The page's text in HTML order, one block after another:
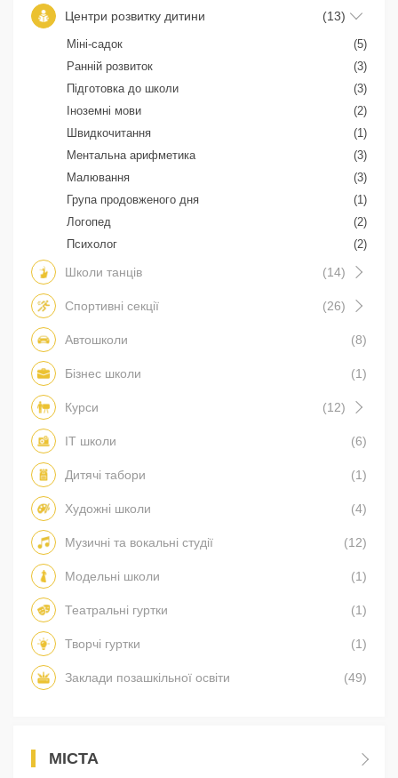
Центри розвитку дитини (13)
Міні-садок
(5)
Ранній розвиток
(3)
Підготовка до школи
(3)
Іноземні мови
(2)
Швидкочитання
(1)
Ментальна арифметика
(3)
Малювання
(3)
Група продовженого дня
(1)
Логопед
(2)
Психолог
(2)
Школи танців (14)
Спортивні секції (26)
Автошколи (8)
Бізнес школи (1)
Курси (12)
IT школи (6)
Дитячі табори (1)
Художні школи (4)
Музичні та вокальні студії (12)
Модельні школи (1)
Театральні гуртки (1)
Творчі гуртки (1)
Заклади позашкільної освіти (49)
МІСТА